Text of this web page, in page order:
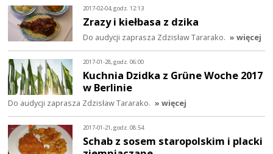
2017-02-04, godz. 12:13
Zrazy i kiełbasa z dzika
Do audycji zaprasza Zdzisław Tararako. » więcej
2017-01-28, godz. 06:00
Kuchnia Dzidka z Grüne Woche 2017
w Berlinie
Do audycji zaprasza Zdzisław Tararako. » więcej
2017-01-21, godz. 08:54
Schab z sosem staropolskim i placki